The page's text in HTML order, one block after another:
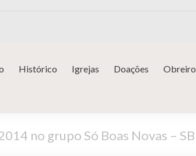
Histórico Igrejas Doações
no grupo Só Boas Novas –